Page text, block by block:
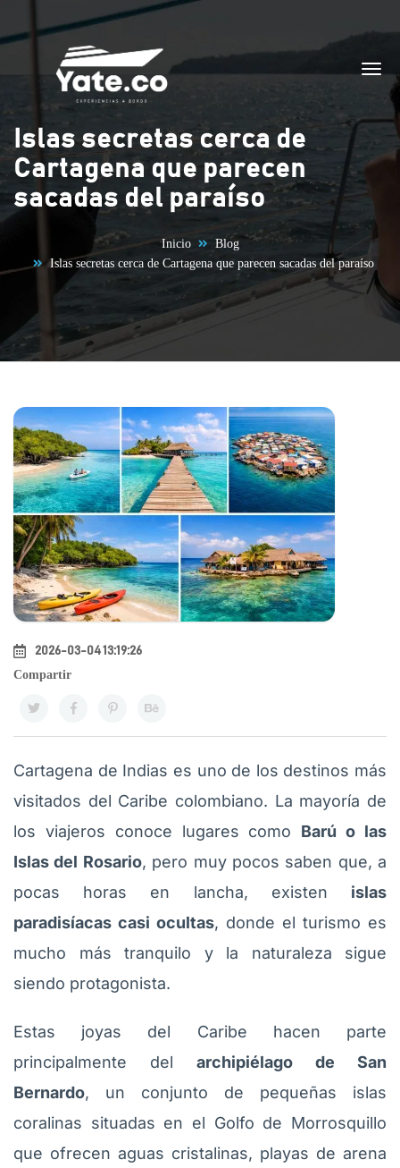
Saltar al contenido
Islas secretas cerca de
Cartagena que parecen
sacadas del paraíso
Inicio
Blog
Islas secretas cerca de Cartagena que parecen sacadas del paraíso
2026-03-04 13:19:26
Compartir
Cartagena de Indias es uno de los destinos más
visitados del Caribe colombiano. La mayoría de
los viajeros conoce lugares como Barú o las
Islas del Rosario, pero muy pocos saben que, a
pocas horas en lancha, existen islas
paradisíacas casi ocultas, donde el turismo es
mucho más tranquilo y la naturaleza sigue
siendo protagonista.
Estas joyas del Caribe hacen parte
principalmente del archipiélago de San
Bernardo, un conjunto de pequeñas islas
coralinas situadas en el Golfo de Morrosquillo
que ofrecen aguas cristalinas, playas de arena